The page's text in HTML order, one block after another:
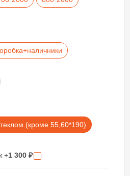
(кроме 55,60*190)
+1 300 ₽